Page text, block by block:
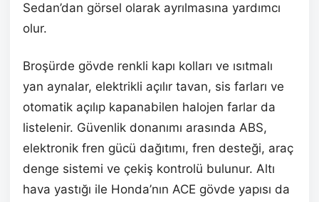
Sedan’dan görsel olarak ayrılmasına yardımcı
olur.
Broşürde gövde renkli kapı kolları ve ısıtmalı
yan aynalar, elektrikli açılır tavan, sis farları ve
otomatik açılıp kapanabilen halojen farlar da
listelenir. Güvenlik donanımı arasında ABS,
elektronik fren gücü dağıtımı, fren desteği, araç
denge sistemi ve çekiş kontrolü bulunur. Altı
hava yastığı ile Honda’nın ACE gövde yapısı da